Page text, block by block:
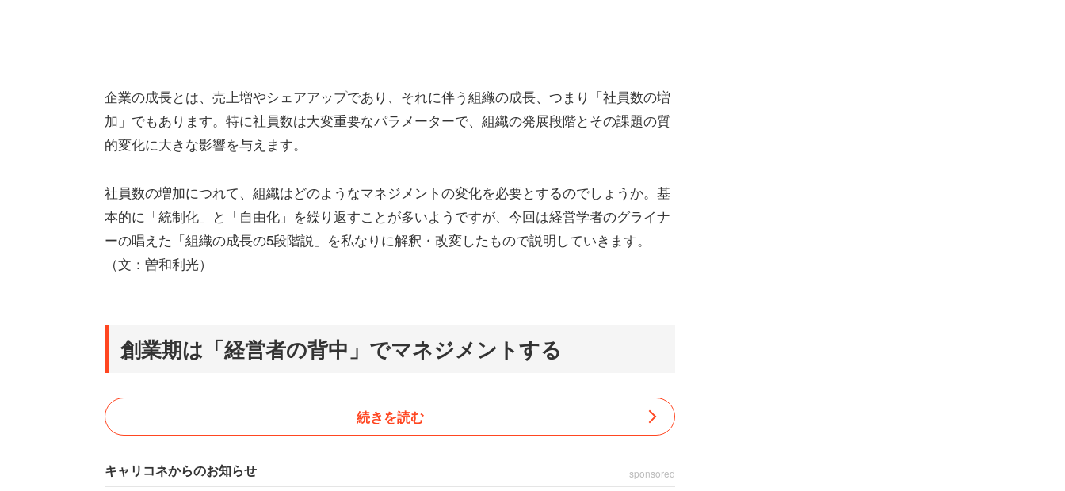
企業の成長とは、売上増やシェアアップであり、それに伴う組織の成長、つまり「社員数の増
加」でもあります。特に社員数は大変重要なパラメーターで、組織の発展段階とその課題の質
的変化に大きな影響を与えます。
社員数の増加につれて、組織はどのようなマネジメントの変化を必要とするのでしょうか。基
本的に「統制化」と「自由化」を繰り返すことが多いようですが、今回は経営学者のグライナ
ーの唱えた「組織の成長の5段階説」を私なりに解釈・改変したもので説明していきます。
（文：曽和利光）
創業期は「経営者の背中」でマネジメントする
続きを読む
キャリコネからのお知らせ sponsored